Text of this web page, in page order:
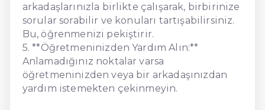
arkadaşlarınızla birlikte çalışarak, birbirinize
sorular sorabilir ve konuları tartışabilirsiniz.
Bu, öğrenmenizi pekiştirir.
5. **Öğretmeninizden Yardım Alın:**
Anlamadığınız noktalar varsa
öğretmeninizden veya bir arkadaşınızdan
yardım istemekten çekinmeyin.